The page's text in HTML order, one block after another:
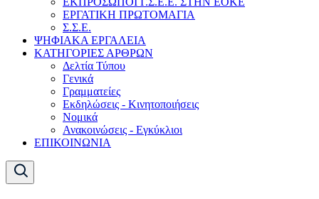
ΕΡΓΑΤΙΚΗ ΠΡΩΤΟΜΑΓΙΑ
Σ.Σ.Ε.
ΨΗΦΙΑΚΑ ΕΡΓΑΛΕΙΑ
ΚΑΤΗΓΟΡΙΕΣ ΑΡΘΡΩΝ
Δελτία Τύπου
Γενικά
Γραμματείες
Εκδηλώσεις - Κινητοποιήσεις
Νομικά
Ανακοινώσεις - Εγκύκλιοι
ΕΠΙΚΟΙΝΩΝΙΑ